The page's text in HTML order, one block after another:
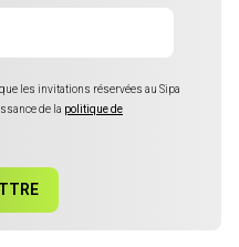
les invitations réservées au Sipa
de la politique de